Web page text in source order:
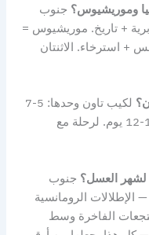
وموريشيوس؟ جنوب
+ تاريخ. موريشيوس =
استرخاء. الاثنتان
لكيب تاون وحدها: 5-7
أيام. لإضافة جوهانسبرغ والسفاري: 10-12 يوم. لرحلة مع
لشهر العسل؟ جنوب
الرومانسية
الفاخرة وسط